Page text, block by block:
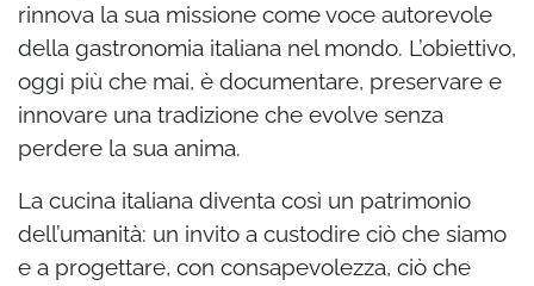
rinnova la sua missione come voce autorevole
della gastronomia italiana nel mondo. L’obiettivo,
oggi più che mai, è documentare, preservare e
innovare una tradizione che evolve senza
perdere la sua anima.
La cucina italiana diventa così un patrimonio
dell’umanità: un invito a custodire ciò che siamo
e a progettare, con consapevolezza, ciò che